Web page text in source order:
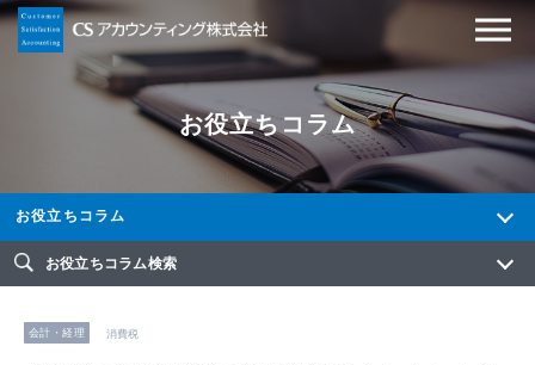
お役立ちコラム
お役立ちコラム
お役立ちコラム検索
会計・経理 消費税